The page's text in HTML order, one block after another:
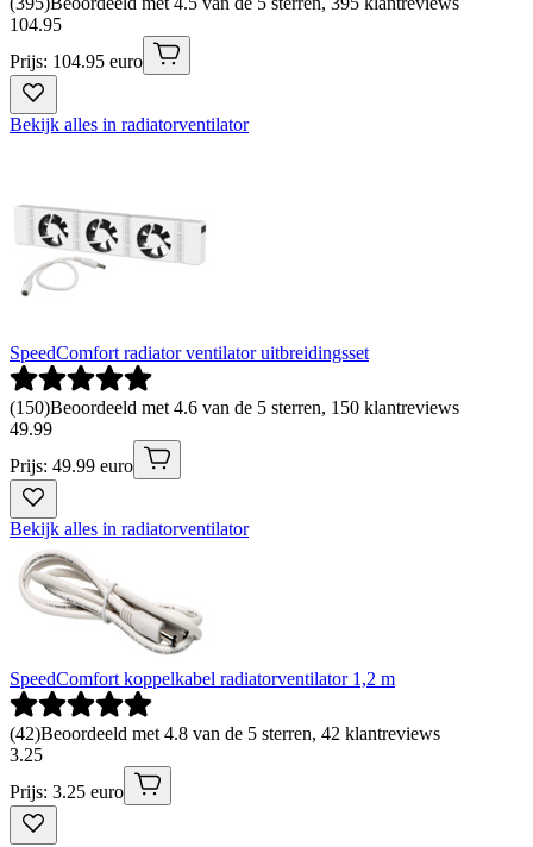
104.95
Prijs: 104.95 euro
Bekijk alles in radiatorventilator
SpeedComfort radiator ventilator uitbreidingsset
(150)Beoordeeld met 4.6 van de 5 sterren, 150 klantreviews
49.99
Prijs: 49.99 euro
Bekijk alles in radiatorventilator
SpeedComfort koppelkabel radiatorventilator 1,2 m
(42)Beoordeeld met 4.8 van de 5 sterren, 42 klantreviews
3.25
Prijs: 3.25 euro